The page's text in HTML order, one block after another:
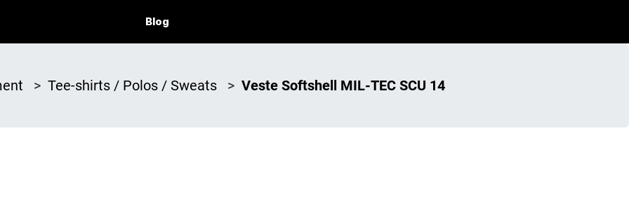
Blog
> Tee-shirts / Polos / Sweats > Veste Softshell MIL-TEC SCU 14